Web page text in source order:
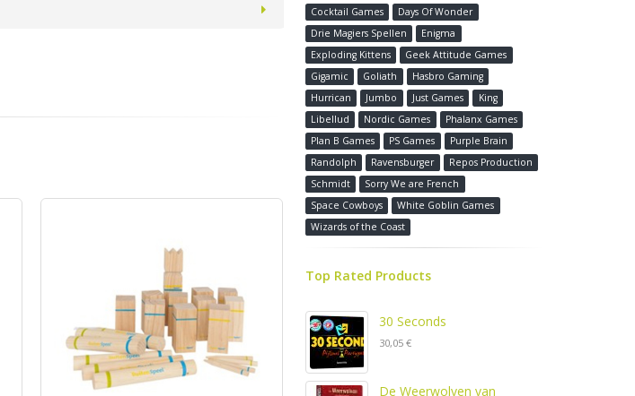
Cocktail Games
Days Of Wonder
Drie Magiers Spellen
Enigma
Exploding Kittens
Geek Attitude Games
Gigamic
Goliath
Hasbro Gaming
Hurrican
Jumbo Just Games
King
Libellud
Nordic Games
Phalanx Games
Plan B Games
PS Games
Purple Brain
Randolph
Ravensburger
Repos Production
Schmidt
Sorry We are French
Space Cowboys
White Goblin Games
Wizards of the Coast
Top Rated Products
30 Seconds
30,05 €
De Weerwolven van